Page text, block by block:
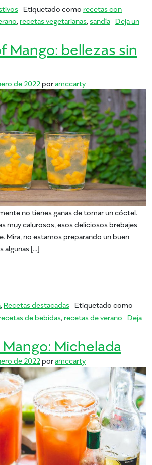
Etiquetado como recetas con
, recetas vegetarianas, sandía Deja un
Mango: bellezas sin
de 2022poramccarty
no tienes ganas de tomar un cóctel.
muy calurosos, esos deliciosos brebajes
Mira, no estamos preparando un buen
algunas […]
Recetas destacadas Etiquetado como
de bebidas recetas de verano Deja
Michelada
de 2022poramccarty